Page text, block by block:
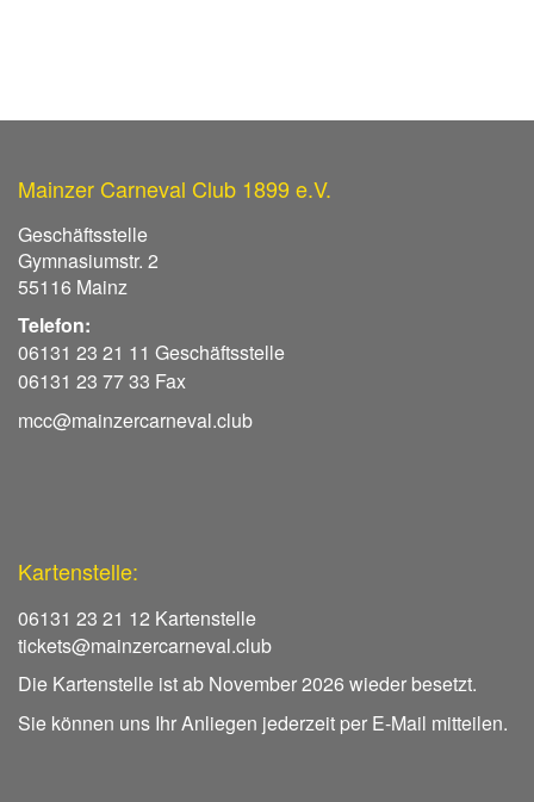
Mainzer Carneval Club 1899 e.V.
Geschäftsstelle
Gymnasiumstr. 2
55116 Mainz
Telefon:
06131 23 21 11 Geschäftsstelle
06131 23 77 33 Fax
mcc@mainzercarneval.club
Kartenstelle:
06131 23 21 12 Kartenstelle
tickets@mainzercarneval.club
Die Kartenstelle ist ab November 2026 wieder besetzt.
Sie können uns Ihr Anliegen jederzeit per E-Mail mitteilen.